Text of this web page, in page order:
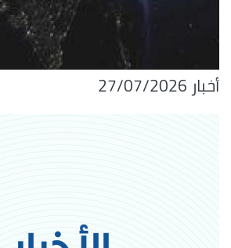
أخبار 27/07/2026